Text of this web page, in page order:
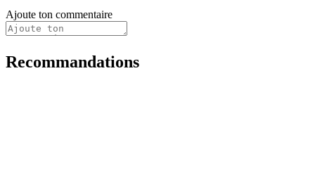
Ajoute ton commentaire
Recommandations